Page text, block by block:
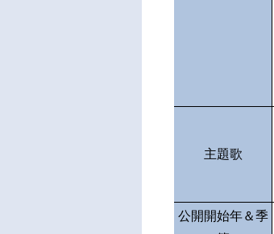
主題歌
公開開始年＆季